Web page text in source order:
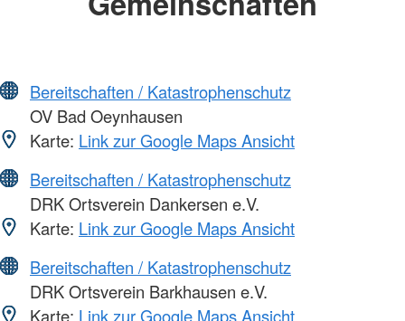
Bereitschaften / Katastrophenschutz
OV Bad Oeynhausen
Karte: Link zur Google Maps Ansicht
Bereitschaften / Katastrophenschutz
DRK Ortsverein Dankersen e.V.
Karte: Link zur Google Maps Ansicht
Bereitschaften / Katastrophenschutz
DRK Ortsverein Barkhausen e.V.
Karte: Link zur Google Maps Ansicht